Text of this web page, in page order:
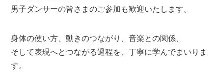
男子ダンサーの皆さまのご参加も歓迎いたします。
身体の使い方、動きのつながり、音楽との関係、
そして表現へとつながる過程を、丁寧に学んでまいりま
す。